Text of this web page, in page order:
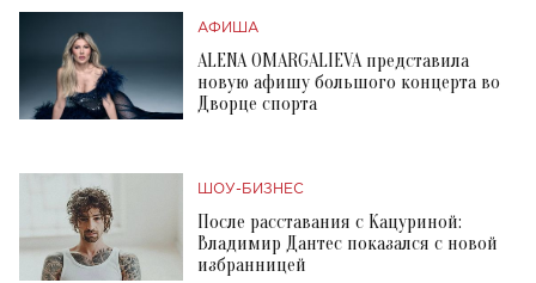
АФИША
ALENA OMARGALIEVA представила
новую афишу большого концерта во
Дворце спорта
ШОУ-БИЗНЕС
После расставания с Кацуриной:
Владимир Дантес показался с новой
избранницей